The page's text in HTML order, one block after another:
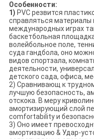
Особенности:
1) PVC резвится
справляться материалы
международных играх
баскетбольная
волейбольное поле,
суда гандбола, оно
видов спортзала,
деятельности,
детского сада, офиса,
2) Сравнивающ к
лучшую безопасность,
отскока. В меру
амортизирующий слой
comfortability и
3) Оно имеет
амортизацию & Удар-